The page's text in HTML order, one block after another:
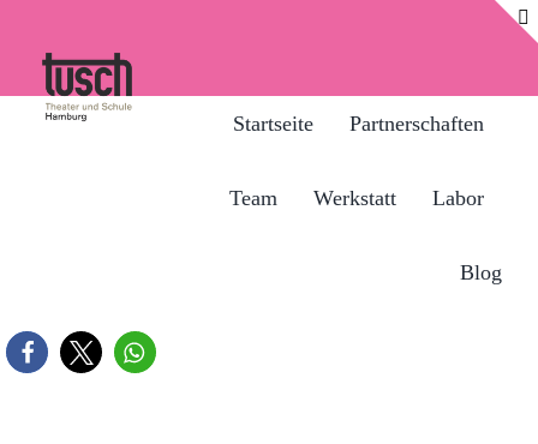
springen
Startseite Partnerschaften
Team Werkstatt Labor
Blog